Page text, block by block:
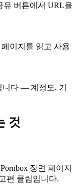
유 버튼에서 URL을
이지를 읽고 사용
다 — 계정도, 기
것
장면 페이지
편 클립입니다.